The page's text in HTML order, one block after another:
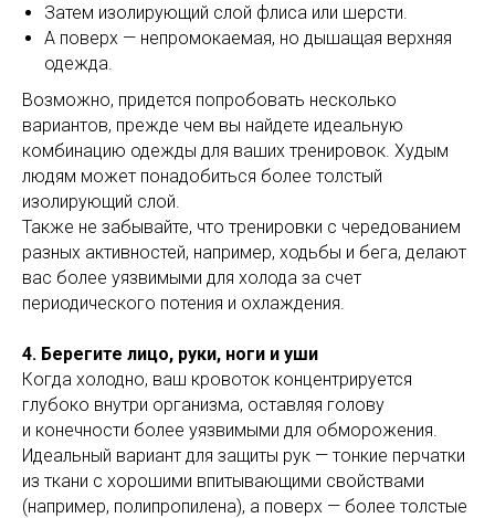
Затем изолирующий слой флиса или шерсти.
А поверх — непромокаемая, но дышащая верхняя
одежда.
Возможно, придется попробовать несколько
вариантов, прежде чем вы найдете идеальную
комбинацию одежды для ваших тренировок. Худым
людям может понадобиться более толстый
изолирующий слой.
Также не забывайте, что тренировки с чередованием
разных активностей, например, ходьбы и бега, делают
вас более уязвимыми для холода за счет
периодического потения и охлаждения.
4. Берегите лицо, руки, ноги и уши
Когда холодно, ваш кровоток концентрируется
глубоко внутри организма, оставляя голову
и конечности более уязвимыми для обморожения.
Идеальный вариант для защиты рук — тонкие перчатки
из ткани с хорошими впитывающими свойствами
(например, полипропилена), а поверх — более толстые